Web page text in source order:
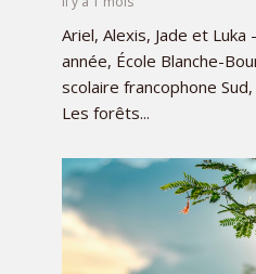
Ariel, Alexis, Jade et
année, École Blanche-
scolaire francophone
Les forêts...